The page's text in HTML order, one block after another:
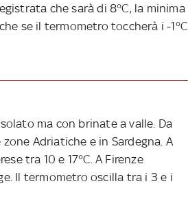
che sarà di 8°C, la minima
se il termometro toccherà i -1°C
ma con brinate a valle. Da
Adriatiche e in Sardegna. A
tra 10 e 17°C. A Firenze
Il termometro oscilla tra i 3 e i